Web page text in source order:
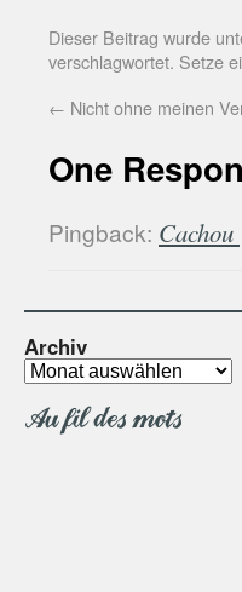
Dieser Beitrag wurde
verschlagwortet. Setze
← Nicht ohne meinen
One
Pingback:
Archiv
Au fil des mots